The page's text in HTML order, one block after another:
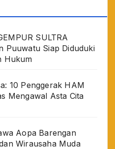
SULTRA
Puuwatu Siap Diduduki
Hukum
10 Penggerak HAM
Mengawal Asta Cita
Aopa Barengan
Wirausaha Muda